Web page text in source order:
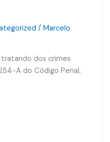
/ Marcelo
dos crimes
A do Código Penal,